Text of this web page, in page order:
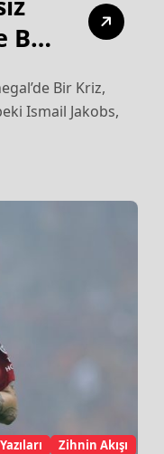
Bir
Ismail Jakobs,
Zihnin Akışı